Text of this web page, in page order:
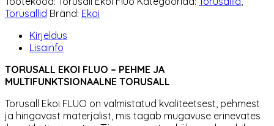
kogus
Torusallid Bränd: Ekoi
Kirjeldus
Lisainfo
TORUSALL EKOI FLUO – PEHME JA
MULTIFUNKTSIONAALNE TORUSALL
Torusall Ekoi FLUO on valmistatud kvaliteetsest, pehmest
ja hingavast materjalist, mis tagab mugavuse erinevates